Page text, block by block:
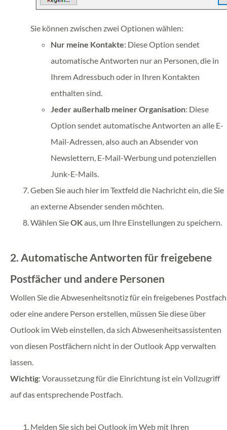
Sie können zwischen zwei Optionen wählen:
Nur meine Kontakte: Diese Option sendet
automatische Antworten nur an Personen, die in
Ihrem Adressbuch oder in Ihren Kontakten
enthalten sind.
Jeder außerhalb meiner Organisation: Diese
Option sendet automatische Antworten an alle E-
Mail-Adressen, also auch an Absender von
Newslettern, E-Mail-Werbung und potenziellen
Junk-E-Mails.
Geben Sie auch hier im Textfeld die Nachricht ein, die Sie
an externe Absender senden möchten.
Wählen SieOKaus, um Ihre Einstellungen zu speichern.
2. Automatische Antworten für freigebene
Postfächer und andere Personen
Wollen Sie die Abwesenheitsnotiz für ein freigebenes Postfach
oder eine andere Person erstellen, müssen Sie diese über
Outlook im Web einstellen, da sich Abwesenheitsassistenten
von diesen Postfächern nicht in der Outlook App verwalten
lassen.
Wichtig: Voraussetzung für die Einrichtung ist ein Vollzugriff
auf das entsprechende Postfach.
Melden Sie sich bei Outlook im Web mit Ihren